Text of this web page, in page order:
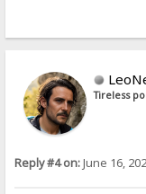
Tireless
Reply #4 on:June 16,